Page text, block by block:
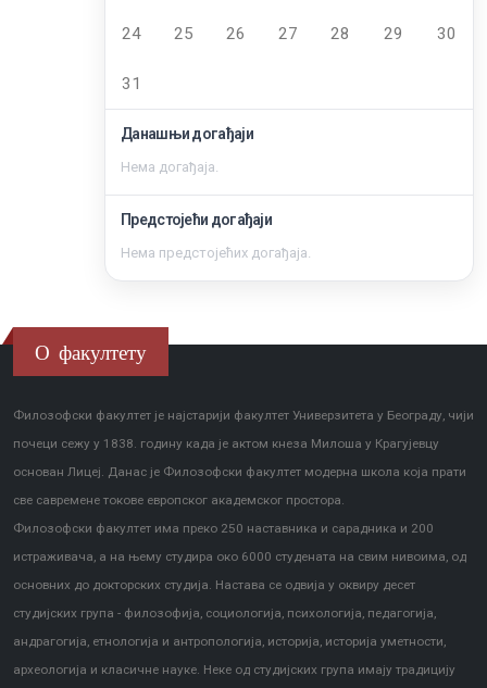
24 25 26 27 28 29 30
31
Данашњи догађаји
Нема догађаја.
Предстојећи догађаји
Нема предстојећих догађаја.
О факултету
Филозофски факултет је најстарији факултет Универзитета у Београду, чији
почеци сежу у 1838. годину када је актом кнеза Милоша у Крагујевцу
основан Лицеј. Данас је Филозофски факултет модерна школа која прати
све савремене токове европског академског простора.
Филозофски факултет има преко 250 наставника и сарадника и 200
истраживача, а на њему студира око 6000 студената на свим нивоима, од
основних до докторских студија. Настава се одвија у оквиру десет
студијских група - филозофија, социологија, психологија, педагогија,
андрагогија, етнологија и антропологија, историја, историја уметности,
археологија и класичне науке. Неке од студијских група имају традицију